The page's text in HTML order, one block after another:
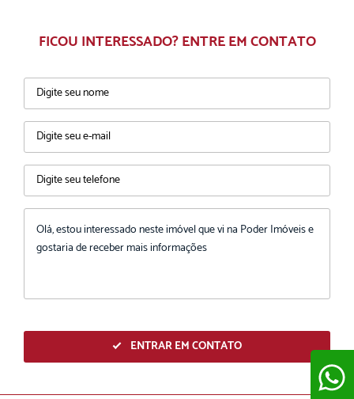
FICOU INTERESSADO? ENTRE EM CONTATO
ENTRAR EM CONTATO